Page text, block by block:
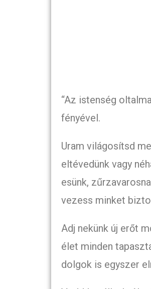
“Az istenség
fényével.
Uram világosítsd
eltévedünk vagy
esünk,
vezess minket
Adj nekünk új erőt
élet minden
dolgok is egyszer